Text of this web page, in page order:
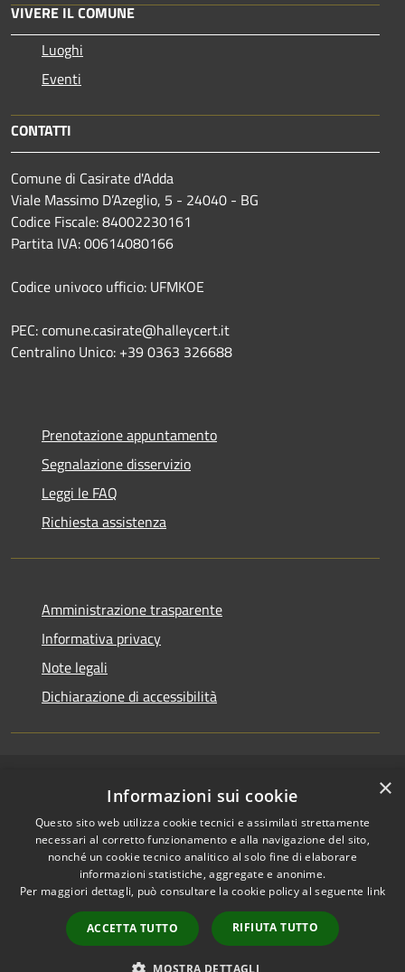
VIVERE IL COMUNE
Luoghi
Eventi
CONTATTI
Comune di Casirate d'Adda
Viale Massimo D’Azeglio, 5 - 24040 - BG
Codice Fiscale: 84002230161
Partita IVA: 00614080166
Codice univoco ufficio: UFMKOE
PEC: comune.casirate@halleycert.it
Centralino Unico: +39 0363 326688
Prenotazione appuntamento
Segnalazione disservizio
Leggi le FAQ
Richiesta assistenza
Amministrazione trasparente
Informativa privacy
Note legali
Dichiarazione di accessibilità
Privacy
Cookie
Mappa del sito
Permessi web -
dipendenti
Permessi web -
Copyright © 2026 • Comune di
Casirate d'Adda • Powered by
Municipium•Accesso
redazione
×
Informazioni sui cookie
Questo sito web utilizza cookie tecnici e assimilati strettamente
necessari al corretto funzionamento e alla navigazione del sito,
nonché un cookie tecnico analitico al solo fine di elaborare
informazioni statistiche, aggregate e anonime.
Per maggiori dettagli, può consultare la cookie policy al seguente link
ACCETTA TUTTO RIFIUTA TUTTO
MOSTRA DETTAGLI